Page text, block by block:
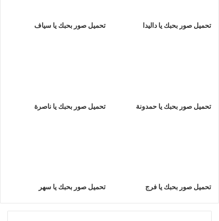
تحميل صور بحبك يا داليدا تحميل صور بحبك يا سياف
تحميل صور بحبك يا حمدونة تحميل صور بحبك يا ناصرة
تحميل صور بحبك يا فرج تحميل صور بحبك يا سهر